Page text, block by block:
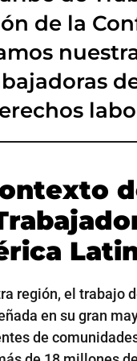
de la
región, el trabajo
en su gran
de